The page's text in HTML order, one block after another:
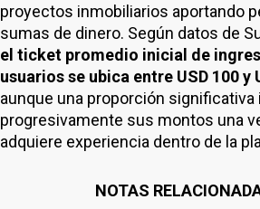
proyectos inmobiliarios aportando
sumas de dinero. Según datos de
el ticket promedio inicial de
usuarios se ubica entre USD 100 y
aunque una proporción
progresivamente sus montos una
adquiere experiencia dentro de la
NOTAS